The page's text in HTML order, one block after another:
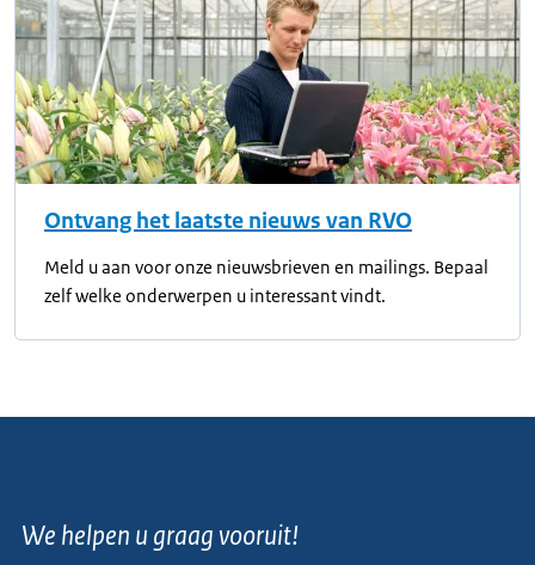
Ontvang het laatste nieuws van RVO
Meld u aan voor onze nieuwsbrieven en mailings. Bepaal
zelf welke onderwerpen u interessant vindt.
We helpen u graag vooruit!